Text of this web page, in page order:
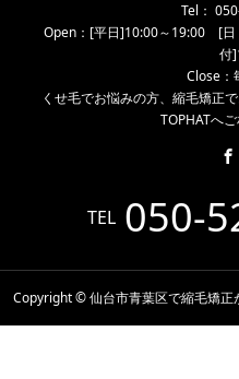
Tel：
Open：[平日]10:00～19:00 [日
付
Close：
くせ毛でお悩みの方、縮毛矯正
TOPHATへご
TEL 050-
Copyright © 仙台市青葉区で縮毛矯正